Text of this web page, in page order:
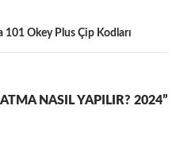
101 Okey Plus Çip Kodları
NASIL YAPILIR? 2024”